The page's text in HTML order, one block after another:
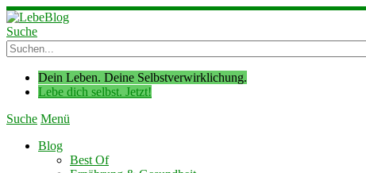
Suche
Dein Leben. Deine Selbstverwirklichung.
Lebe dich selbst. Jetzt!
Suche Menü
Blog
Best Of